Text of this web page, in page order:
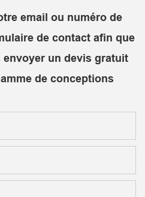
email ou numéro de
de contact afin que
un devis gratuit
de conceptions